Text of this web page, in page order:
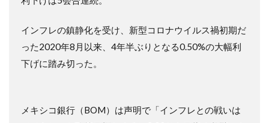
インフレの鎮静化を受け、新型コロナウイルス禍初期だ
った2020年8月以来、4年半ぶりとなる0.50%の大幅利
下げに踏み切った。
メキシコ銀行（BOM）は声明で「インフレとの戦いは